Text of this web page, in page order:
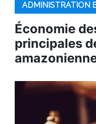
ADMINISTRATION
Économie
principales